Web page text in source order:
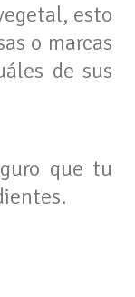
esto
o marcas
de sus
que tu